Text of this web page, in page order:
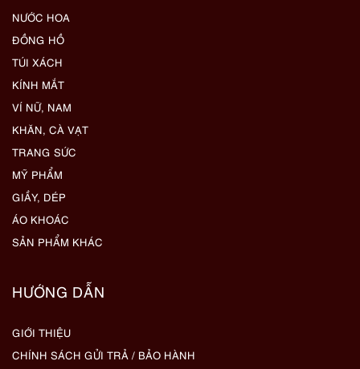
NƯỚC HOA
ĐỒNG HỒ
TÚI XÁCH
KÍNH MẮT
VÍ NỮ, NAM
KHĂN, CÀ VẠT
TRANG SỨC
MỸ PHẨM
GIẦY, DÉP
ÁO KHOÁC
SẢN PHẨM KHÁC
HƯỚNG DẪN
GIỚI THIỆU
CHÍNH SÁCH GỬI TRẢ / BẢO HÀNH